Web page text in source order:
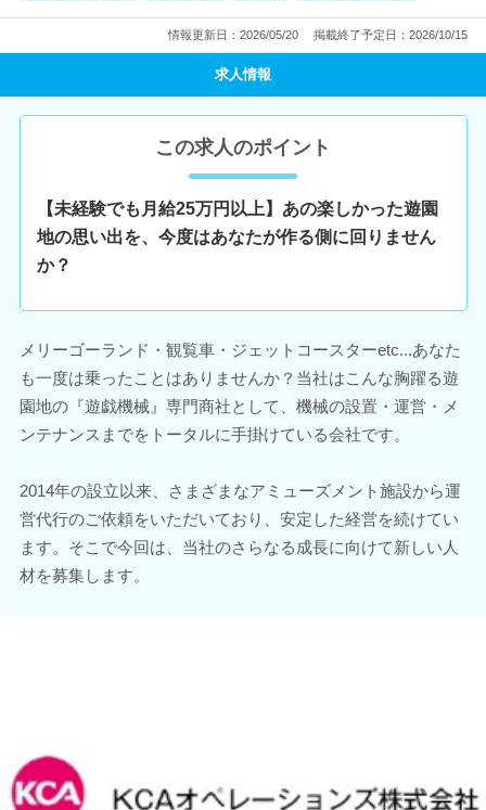
情報更新日：2026/05/20 掲載終了予定日：2026/10/15
求人情報
この求人のポイント
【未経験でも月給25万円以上】あの楽しかった遊園
地の思い出を、今度はあなたが作る側に回りません
か？
メリーゴーランド・観覧車・ジェットコースターetc...あなた
も一度は乗ったことはありませんか？当社はこんな胸躍る遊
園地の『遊戯機械』専門商社として、機械の設置・運営・メ
ンテナンスまでをトータルに手掛けている会社です。
2014年の設立以来、さまざまなアミューズメント施設から運
営代行のご依頼をいただいており、安定した経営を続けてい
ます。そこで今回は、当社のさらなる成長に向けて新しい人
材を募集します。